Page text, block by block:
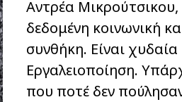
Αντρέα Μικρούτσικου,
δεδομένη κοινωνική
συνθήκη. Είναι χυδαία
Εργαλειοποίηση.
που ποτέ δεν